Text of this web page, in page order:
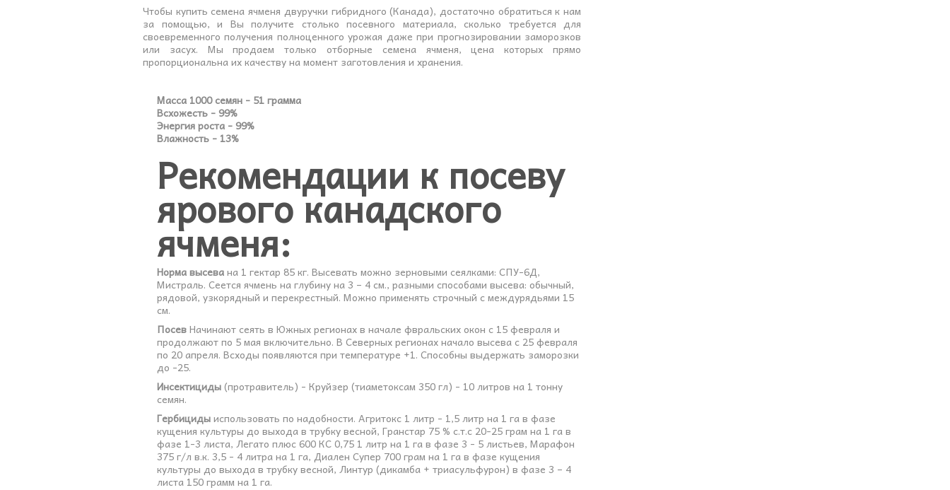
Чтобы купить семена ячменя двуручки гибридного (Канада), достаточно обратиться к нам
за помощью, и Вы получите столько посевного материала, сколько требуется для
своевременного получения полноценного урожая даже при прогнозировании заморозков
или засух. Мы продаем только отборные семена ячменя, цена которых прямо
пропорциональна их качеству на момент заготовления и хранения.
Масса 1000 семян - 51 грамма
Всхожесть - 99%
Энергия роста - 99%
Влажность - 13%
Рекомендации к посеву
ярового канадского
ячменя:
Норма высевана 1 гектар 85 кг. Высевать можно зерновыми сеялками: СПУ-6Д,
Мистраль. Сеется ячмень на глубину на 3 – 4 см., разными способами высева: обычный,
рядовой, узкорядный и перекрестный. Можно применять строчный с междурядьями 15
см.
ПосевНачинают сеять в Южных регионах в начале фвральских окон с 15 февраля и
продолжают по 5 мая включительно. В Северных регионах начало высева с 25 февраля
по 20 апреля. Всходы появляются при температуре +1. Способны выдержать заморозки
до -25.
Инсектициды (протравитель) - Круйзер (тиаметоксам 350 гл) - 10 литров на 1 тонну
семян.
Гербицидыиспользовать по надобности. Агритокс 1 литр - 1,5 литр на 1 га в фазе
кущения культуры до выхода в трубку весной, Гранстар 75 % с.т.с 20-25 грам на 1 га в
фазе 1-3 листа, Легато плюс 600 КС 0,75 1 литр на 1 га в фазе 3 - 5 листьев, Марафон
375 г/л в.к. 3,5 - 4 литра на 1 га, Диален Супер 700 грам на 1 га в фазе кущения
культуры до выхода в трубку весной, Линтур (дикамба + триасульфурон) в фазе 3 – 4
листа 150 грамм на 1 га.